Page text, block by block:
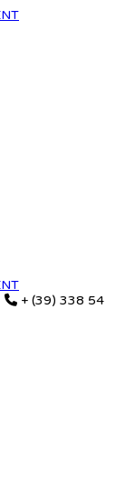
+ (39) 338 54